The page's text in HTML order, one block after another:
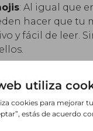
: Al igual que
hacer que tu
y fácil de leer.
con el
ayuden a ganar
y